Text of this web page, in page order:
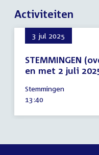
Activiteiten
3 jul 2025
STEMMINGEN
en met 2 juli
juli
2025
Stemmingen
Tijd
13:40